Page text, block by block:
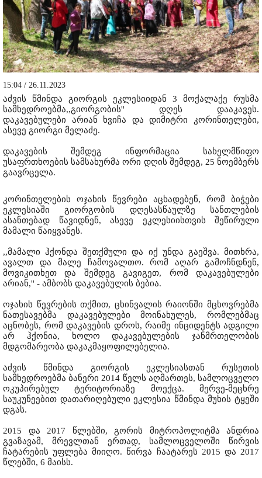
15:04 / 26.11.2023
აძვის წმინდა გიორგის ეკლესიიდან 3 მოქალაქე რუსმა
სამხედროებმა,,გიორგობის'' დღეს დააკავეს.
დაკავებულები არიან ხვიჩა და დიმიტრი კორინთელები,
ასევე გიორგი მელაძე.
დაკავების შემდეგ ინფორმაცია სახელმწიფო
უსაფრთხოების სამსახურმა ორი დღის შემდეგ, 25 ნოემბერს
გაავრცელა.
კორინთელების ოჯახის წევრები აცხადებენ, რომ ბიჭები
ეკლესიაში გიორგობის დღესასწაულზე სანთლების
ასანთებად წავიდნენ, ასევე ეკლესიისთვის შეწირული
მამალი წაიყვანეს.
,,მამალი ჰქონდა შეთქმული და იქ უნდა გაეშვა. მითხრა,
ავალთ და მალე ჩამოვალთო. რომ აღარ გამოჩნდნენ,
მოვიკითხეთ და შემდეგ გავიგეთ, რომ დაკავებულები
არიან,'' - ამბობს დაკავებულის ბებია.
ოჯახის წევრების თქმით, ცხინვალის რაიონში მცხოვრებმა
ნათესავებმა დაკავებულები მოინახულეს, რომლებმაც
აცნობეს, რომ დაკავების დროს, რაიმე ინციდენტს ადგილი
არ ჰქონია, ხოლო დაკავებულების ჯანმრთელობის
მდგომარეობა დაკაკმაყოფილებელია.
აძვის წმინდა გიორგის ეკლესიასთან რუსეთის
სამხედროებმა ბანერი 2014 წელს აღმართეს, სამლოცველო
ოკუპირებულ ტერიტორიაზე მოექცა. მერვე-მეცხრე
საუკუნეებით დათარიღებული ეკლესია წმინდა მუხის ტყეში
დგას.
2015 და 2017 წლებში, გორის მიტროპოლიტმა ანდრია
გვაზავამ, მრევლთან ერთად, სამლოცველოში წირვის
ჩატარების უფლება მიიღო. წირვა ჩაატარეს 2015 და 2017
წლებში, 6 მაისს.